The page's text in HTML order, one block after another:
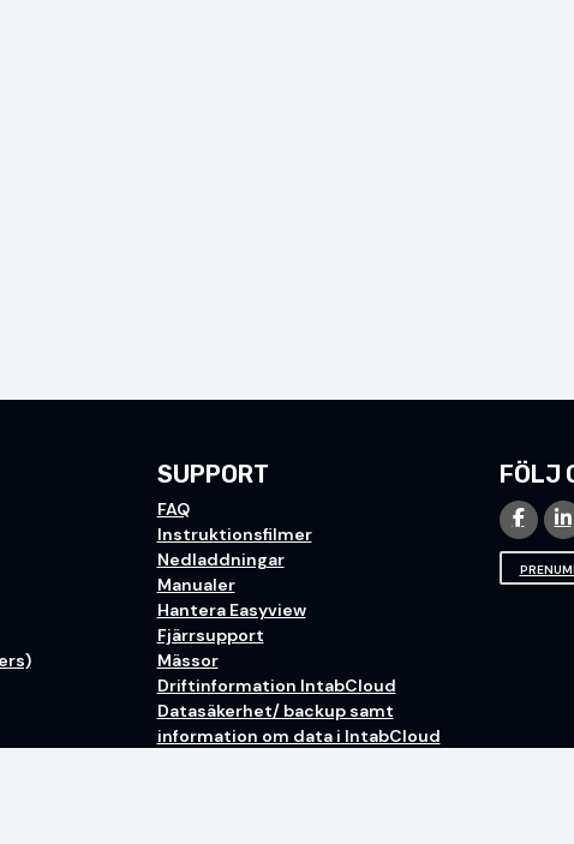
SUPPORT
FAQ
Instruktionsfilmer
Nedladdningar
Manualer
Hantera Easyview
Fjärrsupport
Mässor
Driftinformation IntabCloud
Datasäkerhet/ backup samt
information om data i IntabCloud
FÖLJ